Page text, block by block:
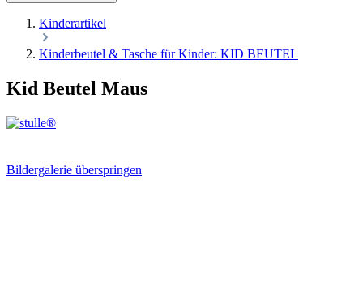
Kinderartikel
Kinderbeutel & Tasche für Kinder: KID BEUTEL
Kid Beutel Maus
Bildergalerie überspringen